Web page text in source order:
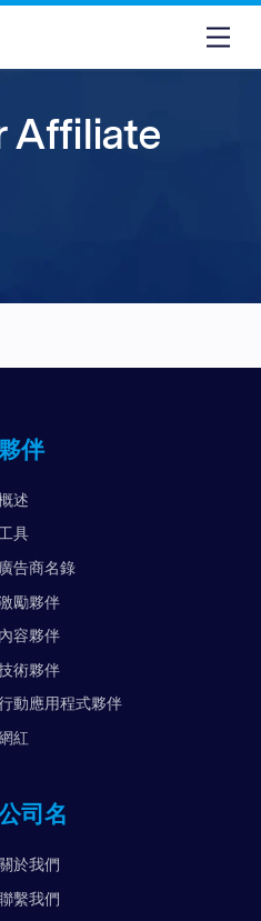
Affiliate
夥伴
述
具
廣告商名錄
勵夥伴
內容夥伴
術夥伴
動應用程式夥伴
紅
司名
於我們
繫我們